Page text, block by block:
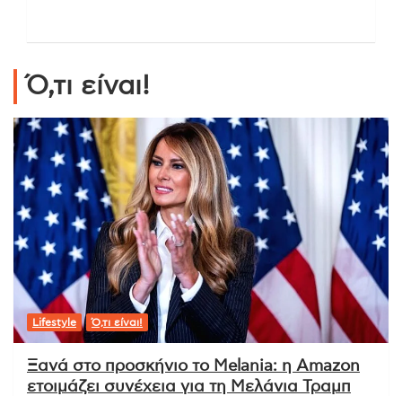
Ό,τι είναι!
Lifestyle Ό,τι είναι!
Ξανά στο προσκήνιο το Melania: η Amazon
ετοιμάζει συνέχεια για τη Μελάνια Τραμπ